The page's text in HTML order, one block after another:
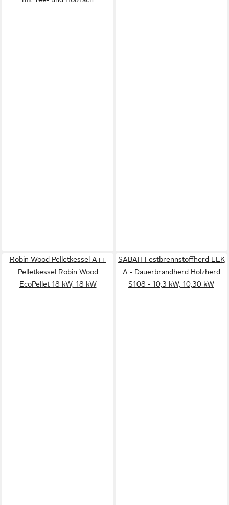
Robin Wood Pelletkessel A++
Pelletkessel Robin Wood
EcoPellet 18 kW, 18 kW
SABAH Festbrennstoffherd EEK
A - Dauerbrandherd Holzherd
S108 - 10,3 kW, 10,30 kW